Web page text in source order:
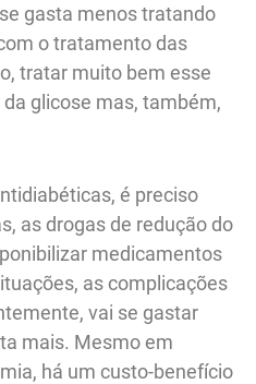
gasta menos tratando
o tratamento das
tratar muito bem esse
glicose mas, também,
é preciso
as drogas de redução do
medicamentos
as complicações
vai se gastar
mais. Mesmo em
há um custo-benefício